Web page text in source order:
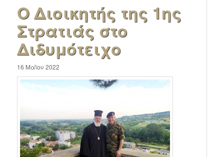
Ο Διοικητής της 1ης
Στρατιάς στο
Διδυμότειχο
16 Μαΐου 2022